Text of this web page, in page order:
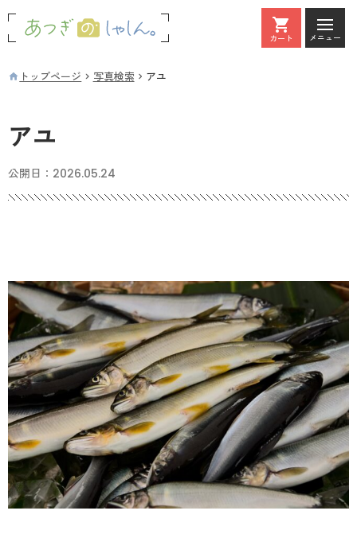
カート
カート メニュー
トップページ 写真検索 アユ
アユ
公開日： 2026.05.24